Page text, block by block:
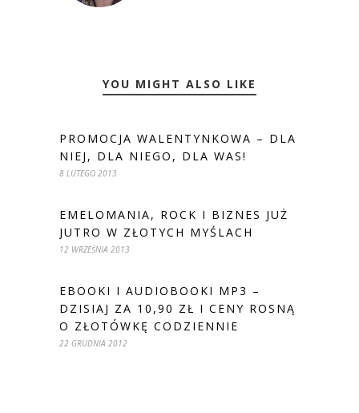
YOU MIGHT ALSO LIKE
PROMOCJA WALENTYNKOWA – DLA
NIEJ, DLA NIEGO, DLA WAS!
8 LUTEGO 2013
EMELOMANIA, ROCK I BIZNES JUŻ
JUTRO W ZŁOTYCH MYŚLACH
12 WRZEŚNIA 2013
EBOOKI I AUDIOBOOKI MP3 –
DZISIAJ ZA 10,90 ZŁ I CENY ROSNĄ
O ZŁOTÓWKĘ CODZIENNIE
22 GRUDNIA 2012